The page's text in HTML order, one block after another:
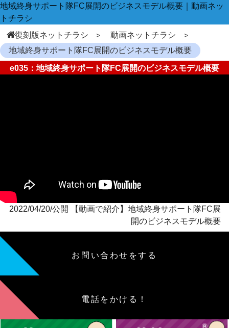
地域終身サポート隊FC展開のビジネスモデル概要｜動画ネッ
トチラシ
復刻版ネットチラシ
動画ネットチラシ
地域終身サポート隊FC展開のビジネスモデル概要
e035：地域終身サポート隊FC展開のビジネスモデル概要
2022/04/20/公開 【動画で紹介】地域終身サポート隊FC展
開のビジネスモデル概要
お問い合わせをする
電話をかける！